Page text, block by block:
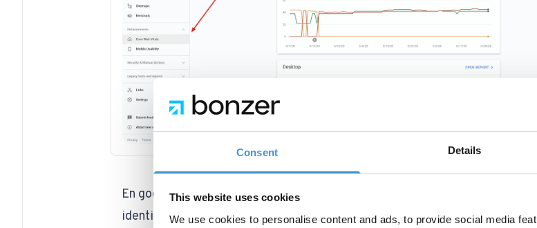
Consent Details
This website uses cookies
We use cookies to personalise content and ads, to provide social media
En god brugeroplevelse består af mange dele. På udviklingsfronten har
identificeret disse fundamentale elementer, som skal øge